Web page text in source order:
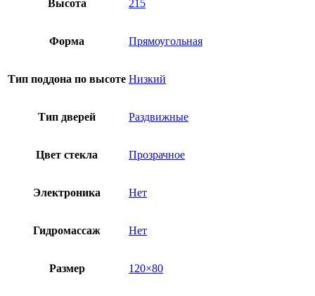
Высота 215
Форма Прямоугольная
Тип поддона по высоте Низкий
Тип дверей Раздвижные
Цвет стекла Прозрачное
Электроника Нет
Гидромассаж Нет
Размер 120×80